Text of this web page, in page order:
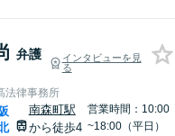
弁護
インタビューを見
る
法律事務所
南森町駅
から徒歩4
営業時間：10:00
~18:00（平日）